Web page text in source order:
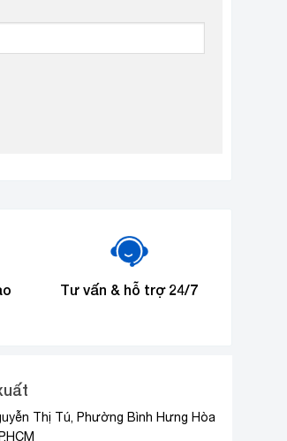
Tư vấn & hỗ trợ 24/7
Thị Tú, Phường Bình Hưng Hòa